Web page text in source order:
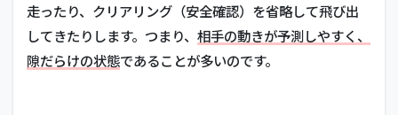
そも
シス
テム
上の
走ったり、クリアリング（安全確認）を省略して飛び出
してきたりします。つまり、 相手の動きが予測しやすく、
隙だらけの状態であることが多いのです。